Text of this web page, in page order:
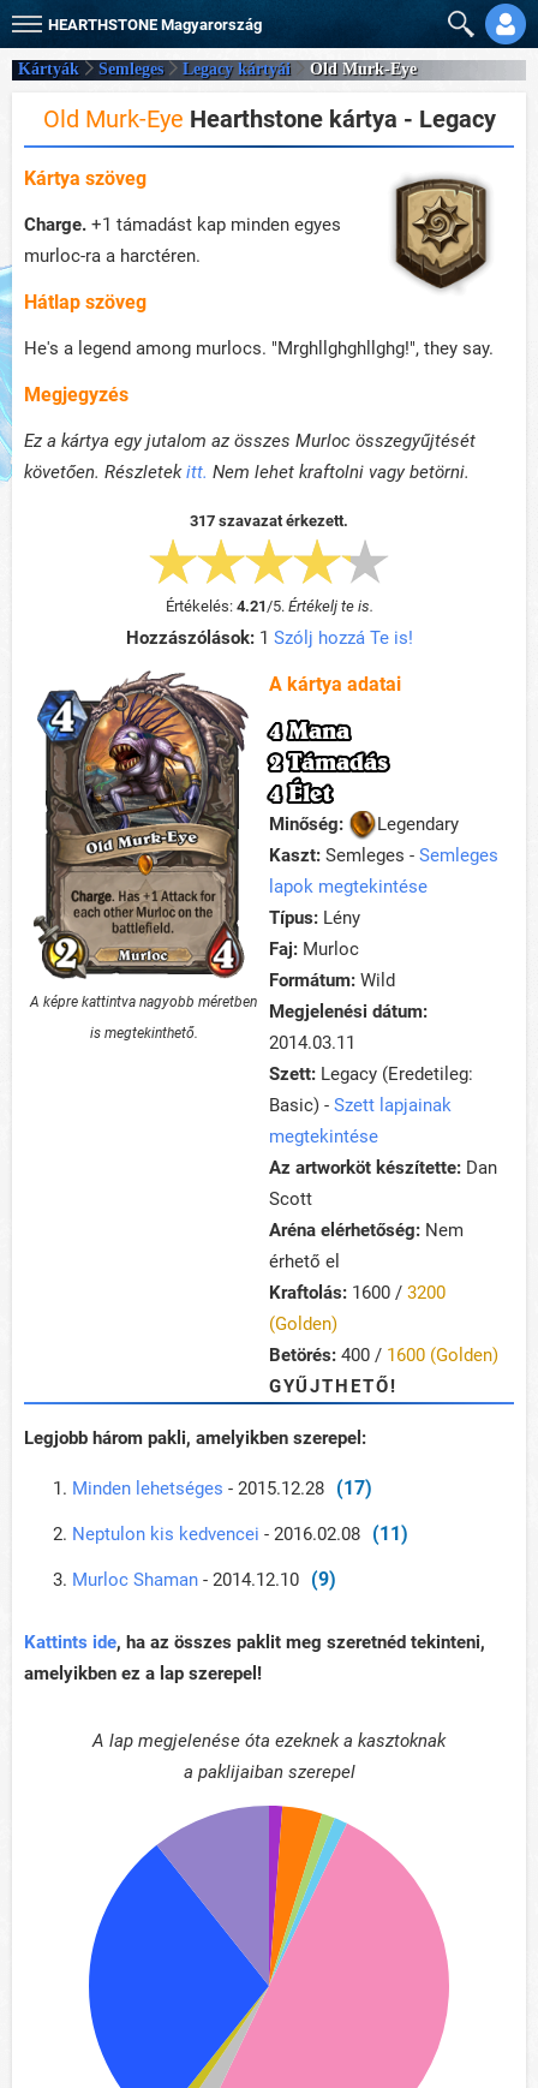
HEARTHSTONE Magyarország
Kártyák Semleges Legacy kártyái Old Murk-Eye
Old Murk-Eye Hearthstone kártya - Legacy
Kártya szöveg
Charge. +1 támadást kap minden egyes
murloc-ra a harctéren.
Hátlap szöveg
He's a legend among murlocs. "Mrghllghghllghg!", they say.
Megjegyzés
Ez a kártya egy jutalom az összes Murloc összegyűjtését
követően. Részletekitt. Nem lehet kraftolni vagy betörni.
317 szavazat érkezett.
Értékelés: 4.21/5. Értékelj te is.
Hozzászólások:1 Szólj hozzá Te is!
A képre kattintva nagyobb méretben
is megtekinthető.
A kártya adatai
4 Mana
2 Támadás
4 Élet
Minőség:
Legendary
Kaszt: Semleges - Semleges
lapok megtekintése
Típus: Lény
Faj: Murloc
Formátum: Wild
Megjelenési dátum:
2014.03.11
Szett: Legacy (Eredetileg:
Basic) - Szett lapjainak
megtekintése
Az artworköt készítette: Dan
Scott
Aréna elérhetőség: Nem
érhető el
Kraftolás: 1600 / 3200
(Golden)
Betörés: 400 / 1600 (Golden)
GYŰJTHETŐ!
Legjobb három pakli, amelyikben szerepel:
Minden lehetséges - 2015.12.28 (17)
Neptulon kis kedvencei - 2016.02.08 (11)
Murloc Shaman - 2014.12.10 (9)
Kattints ide, ha az összes paklit meg szeretnéd tekinteni,
amelyikben ez a lap szerepel!
A lap megjelenése óta ezeknek a kasztoknak
a paklijaiban szerepel